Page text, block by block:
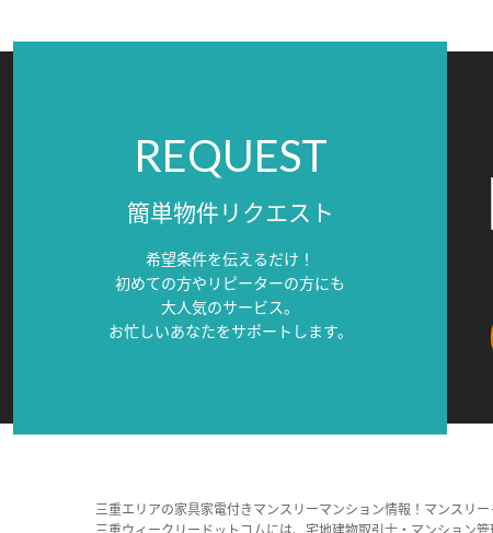
REQUEST
簡単物件リクエスト
希望条件を伝えるだけ！
初めての方やリピーターの方にも
大人気のサービス。
お忙しいあなたをサポートします。
三重エリアの家具家電付きマンスリーマンション情報！マンスリ